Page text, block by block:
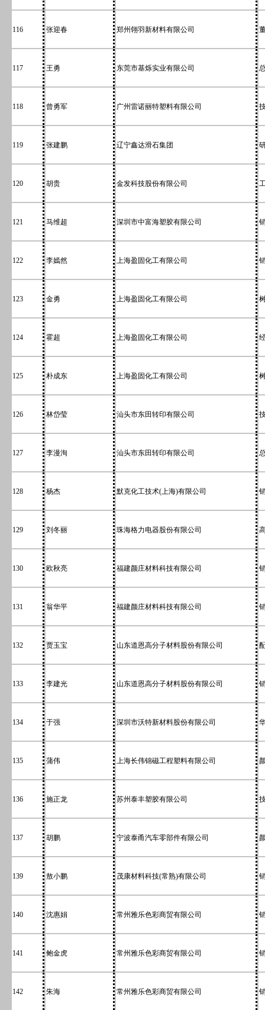
116 张迎春 郑州翎羽新材料有限公司
117 王勇 东莞市基烁实业有限公司
118 曾勇军 广州雷诺丽特塑料有限公司
119 张建鹏 辽宁鑫达滑石集团
120 胡贵 金发科技股份有限公司
121 马维超 深圳市中富海塑胶有限公司
122 李嫣然 上海盈固化工有限公司
123 金勇 上海盈固化工有限公司
124 霍超 上海盈固化工有限公司
125 朴成东 上海盈固化工有限公司
126 林岱莹 汕头市东田转印有限公司
127 李漫洵 汕头市东田转印有限公司
128 杨杰 默克化工技术(上海)有限公司
129 刘冬丽 珠海格力电器股份有限公司
130 欧秋亮 福建颜庄材料科技有限公司
131 翁华平 福建颜庄材料科技有限公司
132 贾玉宝 山东道恩高分子材料股份有限公司
133 李建光 山东道恩高分子材料股份有限公司
134 于强 深圳市沃特新材料股份有限公司
135 蒲伟 上海长伟锦磁工程塑料有限公司
136 施正龙 苏州泰丰塑胶有限公司
137 胡鹏 宁波泰甬汽车零部件有限公司
139 敖小鹏 茂康材料科技(常熟)有限公司
140 沈惠娟 常州雅乐色彩商贸有限公司
141 鲍金虎 常州雅乐色彩商贸有限公司
142 朱海 常州雅乐色彩商贸有限公司